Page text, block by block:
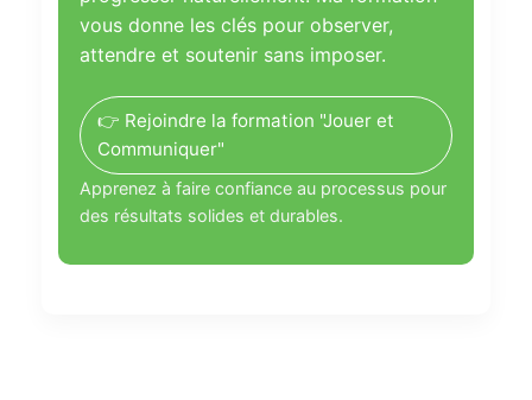
vous donne les clés pour observer,
attendre et soutenir sans imposer.
👉 Rejoindre la formation "Jouer et
Communiquer"
Apprenez à faire confiance au processus pour
des résultats solides et durables.